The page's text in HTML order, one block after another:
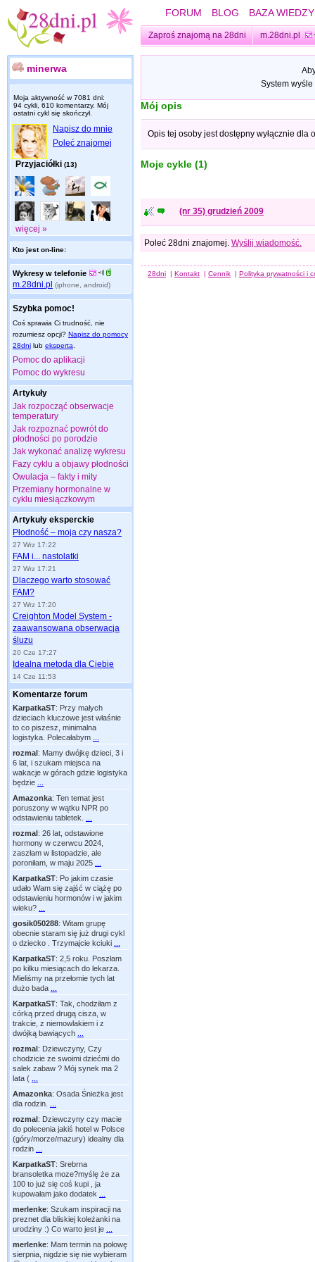
FORUM BLOG BAZA WIEDZY
Zaproś znajomą na 28dni m.28dni.pl
minerwa
Moja aktywność w 7081 dni:
94 cykli, 610 komentarzy. Mój
ostatni cykl się skończył.
Napisz do mnie
Poleć znajomej
Przyjaciółki (13)
więcej »
Kto jest on-line:
Wykresy w telefonie
m.28dni.pl (iphone, android)
Szybka pomoc!
Coś sprawia Ci trudność, nie
rozumiesz opcji? Napisz do pomocy
28dni lub eksperta
Pomoc do aplikacji
Pomoc do wykresu
Artykuły
Jak rozpocząć obserwacje
temperatury
Jak rozpoznać powrót do
płodności po porodzie
Jak wykonać analizę wykresu
Fazy cyklu a objawy płodności
Owulacja – fakty i mity
Przemiany hormonalne w
cyklu miesiączkowym
Artykuły eksperckie
Płodność – moja czy nasza?
27 Wrz 17:22
FAM i... nastolatki
27 Wrz 17:21
Dlaczego warto stosować
FAM?
27 Wrz 17:20
Creighton Model System -
zaawansowana obserwacja
śluzu
20 Cze 17:27
Idealna metoda dla Ciebie
14 Cze 11:53
Komentarze forum
KarpatkaST: Przy małych
dzieciach kluczowe jest właśnie
to co piszesz, minimalna
logistyka. Polecałabym
rozmal: Mamy dwójkę dzieci, 3 i
6 lat, i szukam miejsca na
wakacje w górach gdzie logistyka
będzie
Amazonka: Ten temat jest
poruszony w wątku NPR po
odstawieniu tabletek.
rozmal: 26 lat, odstawione
hormony w czerwcu 2024,
zaszłam w listopadzie, ale
poroniłam, w maju 2025
KarpatkaST: Po jakim czasie
udało Wam się zajść w ciążę po
odstawieniu hormonów i w jakim
wieku?
gosik050288: Witam grupę
obecnie staram się już drugi cykl
o dziecko . Trzymajcie kciuki
KarpatkaST: 2,5 roku. Poszłam
po kilku miesiącach do lekarza.
Mieliśmy na przełomie tych lat
dużo bada
KarpatkaST: Tak, chodziłam z
córką przed drugą cisza, w
trakcie, z niemowlakiem i z
dwójką bawiących
rozmal: Dziewczyny, Czy
chodzicie ze swoimi dziećmi do
salek zabaw ? Mój synek ma 2
lata (
Amazonka: Osada Śnieżka jest
dla rodzin.
rozmal: Dziewczyny czy macie
do polecenia jakiś hotel w Polsce
(góry/morze/mazury) idealny dla
rodzin
KarpatkaST: Srebrna
bransoletka moze?myślę że za
100 to już się coś kupi , ja
kupowałam jako dodatek
merlenke: Szukam inspiracji na
preznet dla bliskiej koleżanki na
urodziny :) Co warto jest je
merlenke: Mam termin na połowę
sierpnia, nigdzie się nie wybieram
System
Mój opis
Opis tej osoby jest dostępny wyłącznie dla
Moje cykle (1)
(nr 35) grudzień 2009
Poleć 28dni znajomej. Wyślij wiadomość.
28dni | Kontakt | Cennik | Polityka prywatności i